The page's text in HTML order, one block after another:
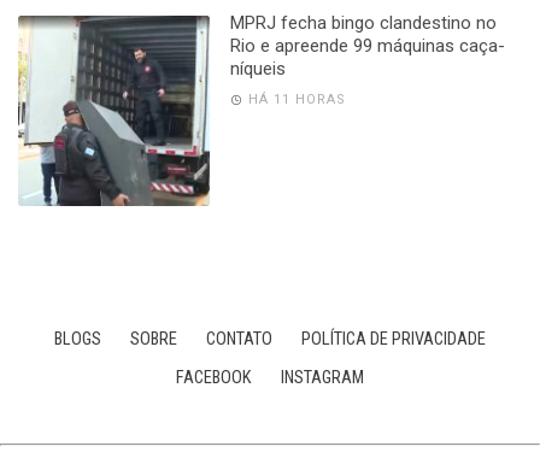
MPRJ fecha bingo clandestino no
Rio e apreende 99 máquinas caça-
níqueis
HÁ 11 HORAS
BLOGS SOBRE CONTATO
POLÍTICA DE PRIVACIDADE
FACEBOOK
INSTAGRAM